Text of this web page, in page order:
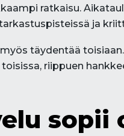
ratkaisu.
ja
täydentää
riippuen
sopii